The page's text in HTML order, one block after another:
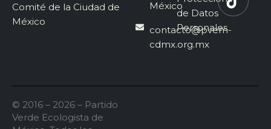
Comité de la Ciudad de
México
México
contacto@pvem-
cdmx.org.mx
de Datos
Personales
© 2016 – 2026 – Partido
Verde Ecologista de